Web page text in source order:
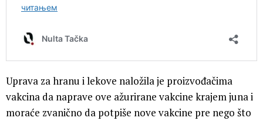
Uprava za hranu i lekove naložila je proizvođačima
vakcina da naprave ove ažurirane vakcine krajem juna i
moraće zvanično da potpiše nove vakcine pre nego što